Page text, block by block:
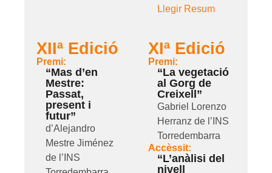
Llegir Resum
XIIª Edició
Premi:
“Mas d’en
Mestre:
Passat,
present i
futur”
d’Alejandro
Mestre Jiménez
de l’INS
XIª Edició
Premi:
“La vegetació
al Gorg de
Creixell”
Gabriel Lorenzo
Herranz de l’INS
Torredembarra
Accèssit:
“L’anàlisi del
nivell